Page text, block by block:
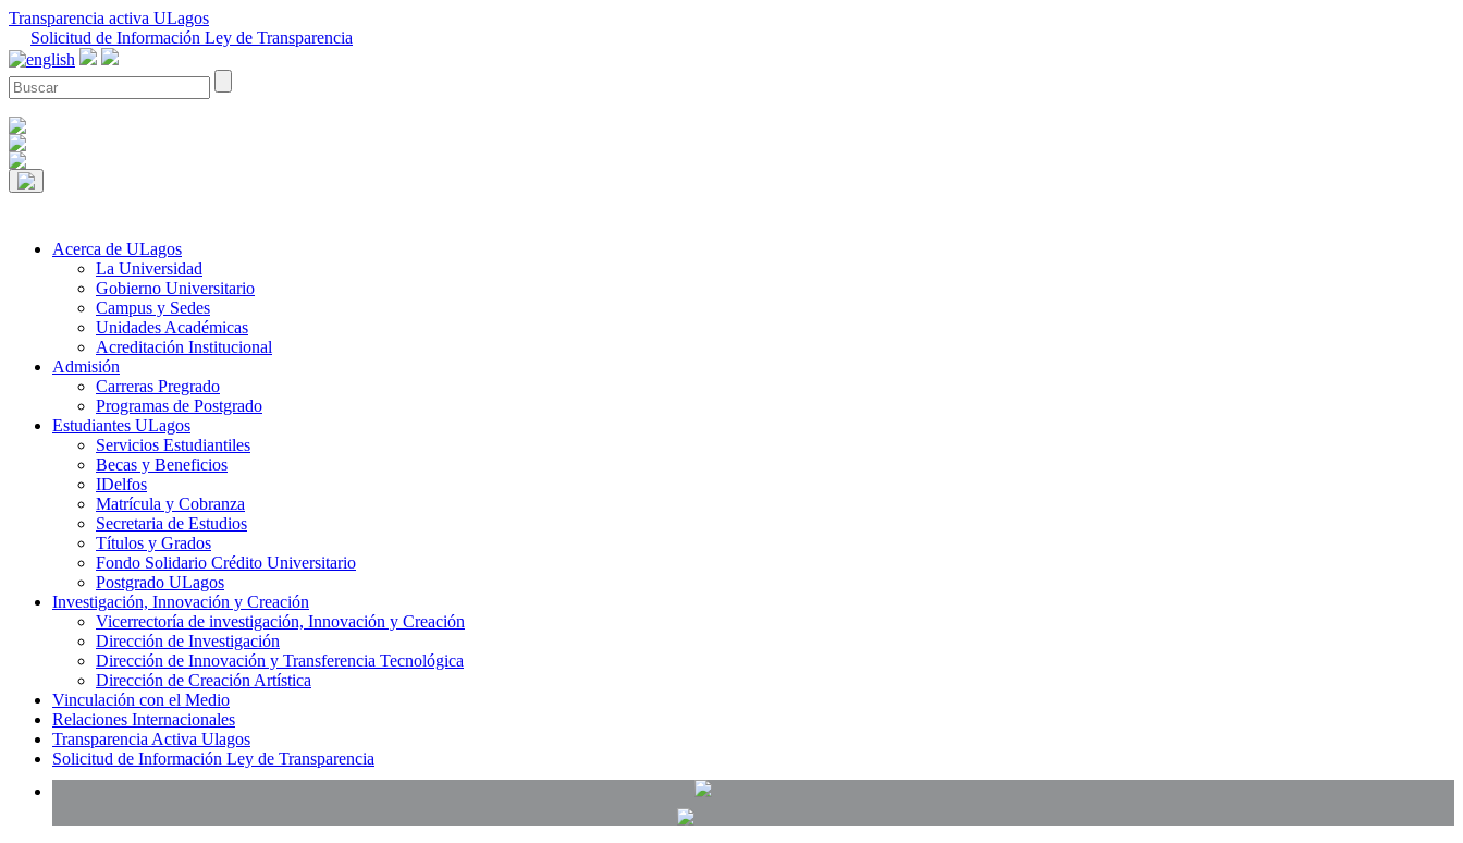
Transparencia activa ULagos
Solicitud de Información Ley de Transparencia
Acerca de ULagos
La Universidad
Gobierno Universitario
Campus y Sedes
Unidades Académicas
Acreditación Institucional
Admisión
Carreras Pregrado
Programas de Postgrado
Estudiantes ULagos
Servicios Estudiantiles
Becas y Beneficios
IDelfos
Matrícula y Cobranza
Secretaria de Estudios
Títulos y Grados
Fondo Solidario Crédito Universitario
Postgrado ULagos
Investigación, Innovación y Creación
Vicerrectoría de investigación, Innovación y Creación
Dirección de Investigación
Dirección de Innovación y Transferencia Tecnológica
Dirección de Creación Artística
Vinculación con el Medio
Relaciones Internacionales
Transparencia Activa Ulagos
Solicitud de Información Ley de Transparencia